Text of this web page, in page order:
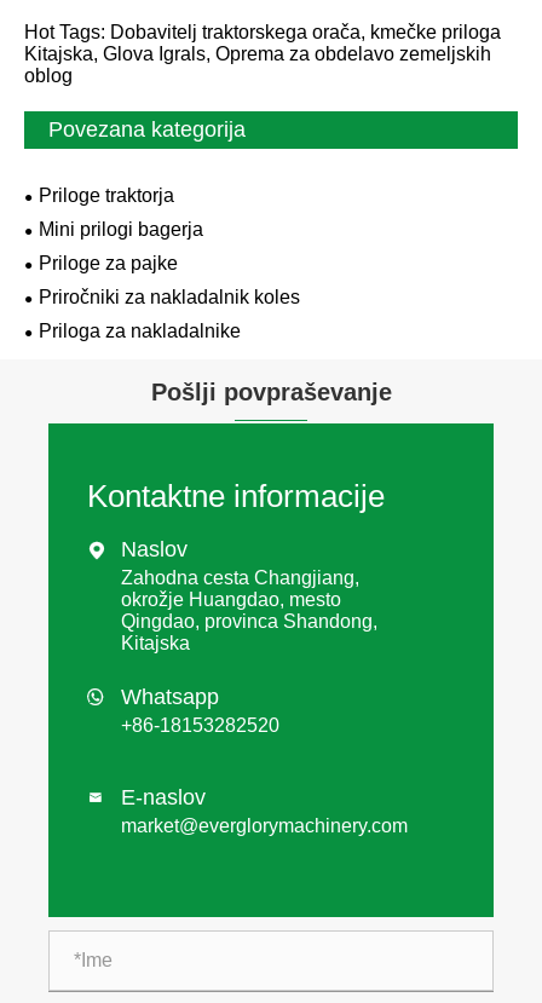
Hot Tags: Dobavitelj traktorskega orača, kmečke priloga
Kitajska, Glova Igrals, Oprema za obdelavo zemeljskih
oblog
Povezana kategorija
Priloge traktorja
Mini prilogi bagerja
Priloge za pajke
Priročniki za nakladalnik koles
Priloga za nakladalnike
Pošlji povpraševanje
Kontaktne informacije
 Naslov
Zahodna cesta Changjiang,
okrožje Huangdao, mesto
Qingdao, provinca Shandong,
Kitajska
 Whatsapp
+86-18153282520
 E-naslov
market@everglorymachinery.com